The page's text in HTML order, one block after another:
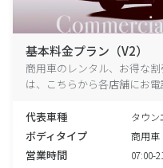
基本料金プラン（V2）
商用車のレンタル、お得な
は、こちらから各店舗にお電
代表車種 タウン
ボディタイプ 商用車
営業時間 07:00-